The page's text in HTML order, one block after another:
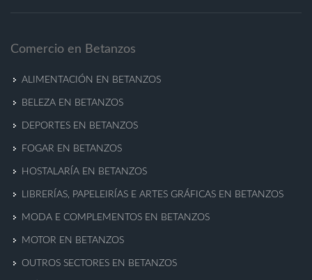
Comercio en Betanzos
ALIMENTACIÓN EN BETANZOS
BELEZA EN BETANZOS
DEPORTES EN BETANZOS
FOGAR EN BETANZOS
HOSTALARÍA EN BETANZOS
LIBRERÍAS, PAPELEIRÍAS E ARTES GRÁFICAS EN BETANZOS
MODA E COMPLEMENTOS EN BETANZOS
MOTOR EN BETANZOS
OUTROS SECTORES EN BETANZOS